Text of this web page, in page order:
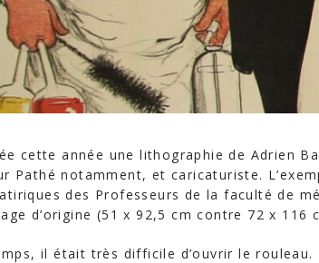
cette année une lithographie de Adrien
Pathé notamment, et caricaturiste.
des Professeurs de la faculté de
d’origine (51 x 92,5 cm contre 72 x 116
il était très difficile d’ouvrir le